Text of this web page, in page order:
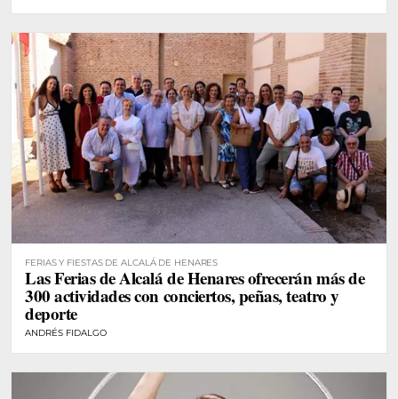
FERIAS Y FIESTAS DE ALCALÁ DE HENARES
Las Ferias de Alcalá de Henares ofrecerán más de
300 actividades con conciertos, peñas, teatro y
deporte
ANDRÉS FIDALGO